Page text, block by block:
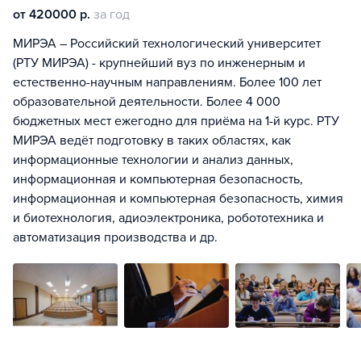
от 420000 р. за год
МИРЭА – Российский технологический университет
(РТУ МИРЭА) - крупнейший вуз по инженерным и
естественно-научным направлениям. Более 100 лет
образовательной деятельности. Более 4 000
бюджетных мест ежегодно для приёма на 1-й курс. РТУ
МИРЭА ведёт подготовку в таких областях, как
информационные технологии и анализ данных,
информационная и компьютерная безопасность,
информационная и компьютерная безопасность, химия
и биотехнология, адиоэлектроника, робототехника и
автоматизация производства и др.